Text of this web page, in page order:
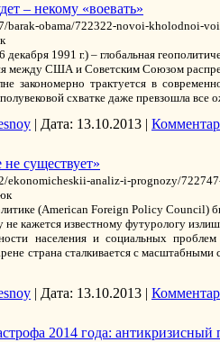
– некому «воевать»
obama/722322-novoi-kholodnoi-
1991 г.) – глобальная
между США и Советским Союзом
закономерно трактуется в
схватке даже превзошла
| Дата: 13.10.2013 |
существует»
analiz-i-prognozy/
(American Foreign Policy Council)
не кажется известному футурологу
населения и социальных
страна сталкивается с
| Дата: 13.10.2013 |
2014 года: антикризисный